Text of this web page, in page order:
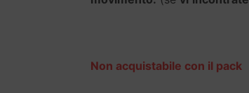
Non acquistabile con il pack